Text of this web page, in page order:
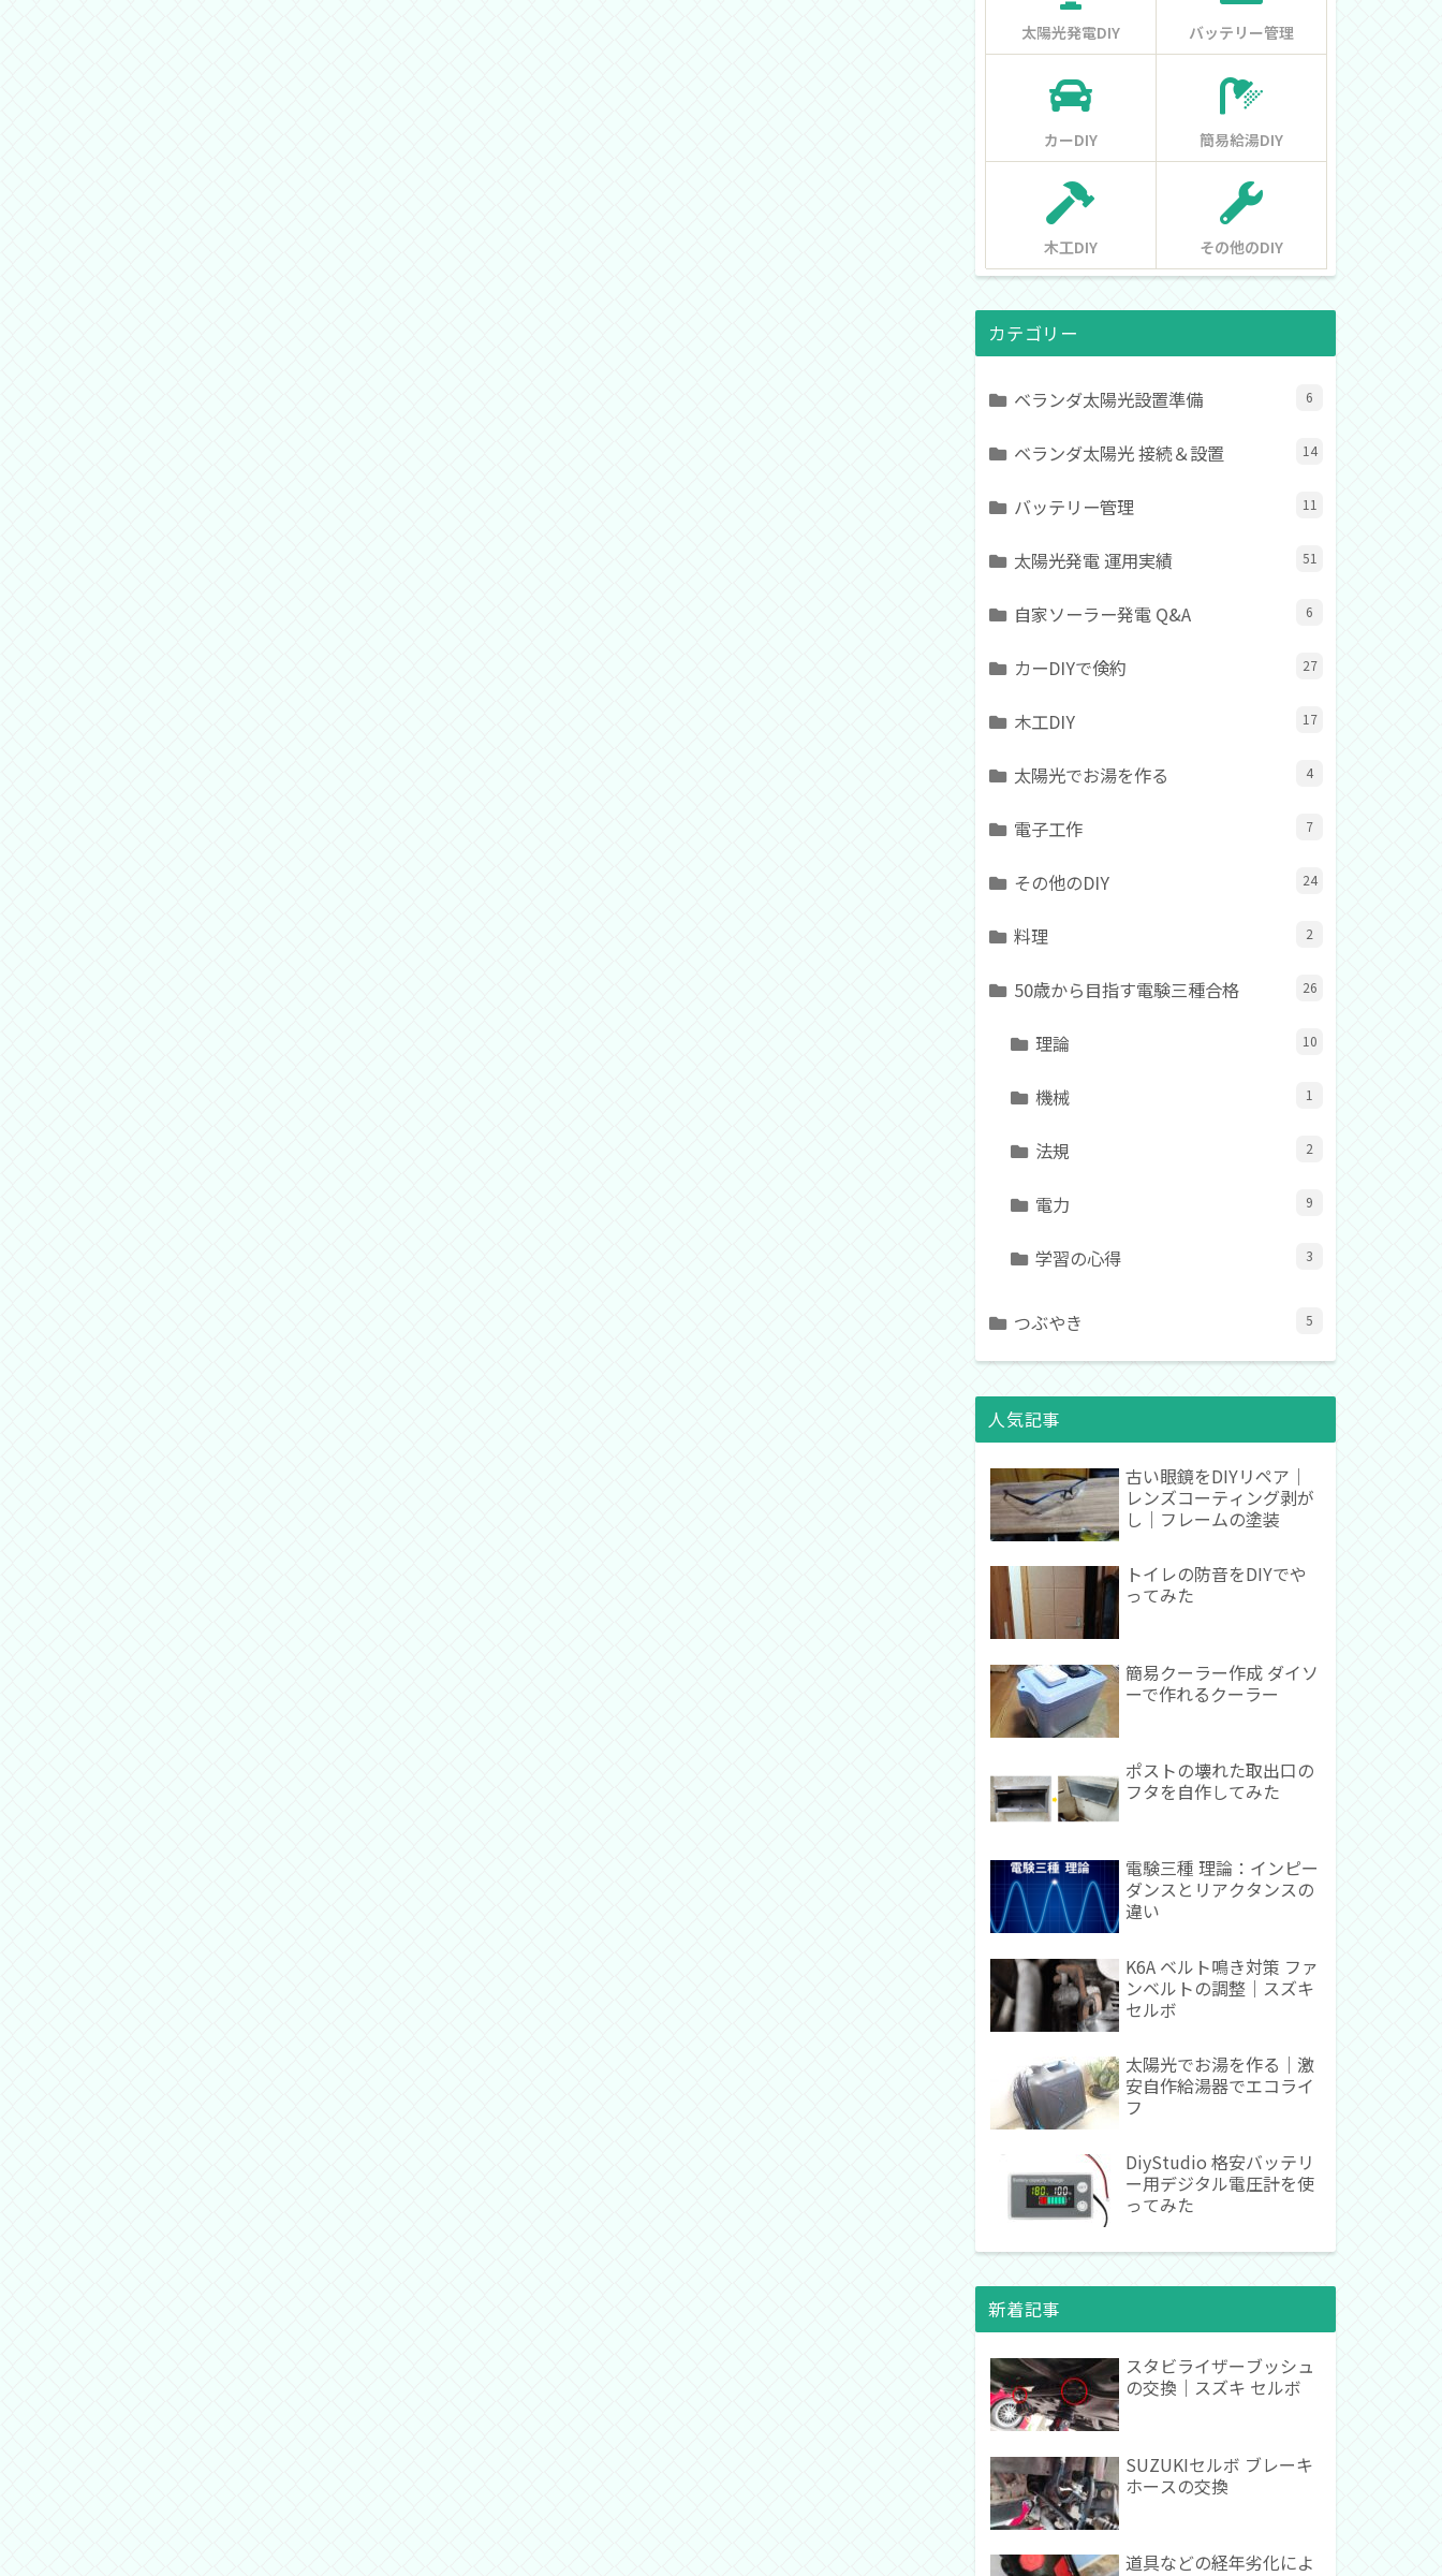
太陽光発電DIY バッテリー管理
カーDIY 簡易給湯DIY
木工DIY その他のDIY
カテゴリー
ベランダ太陽光設置準備 6
ベランダ太陽光 接続＆設置 14
バッテリー管理 11
太陽光発電 運用実績 51
自家ソーラー発電 Q&A 6
カーDIYで倹約 27
木工DIY 17
太陽光でお湯を作る 4
電子工作 7
その他のDIY 24
料理 2
50歳から目指す電験三種合格 26
理論 10
機械 1
法規 2
電力 9
学習の心得 3
つぶやき 5
人気記事
古い眼鏡をDIYリペア｜
レンズコーティング剥が
し｜フレームの塗装
トイレの防音をDIYでや
ってみた
簡易クーラー作成 ダイソ
ーで作れるクーラー
ポストの壊れた取出口の
フタを自作してみた
電験三種 理論：インピー
ダンスとリアクタンスの
違い
K6A ベルト鳴き対策 ファ
ンベルトの調整｜スズキ
セルボ
太陽光でお湯を作る｜激
安自作給湯器でエコライ
フ
DiyStudio 格安バッテリ
ー用デジタル電圧計を使
ってみた
新着記事
スタビライザーブッシュ
の交換｜スズキ セルボ
SUZUKIセルボ ブレーキ
ホースの交換
道具などの経年劣化によ